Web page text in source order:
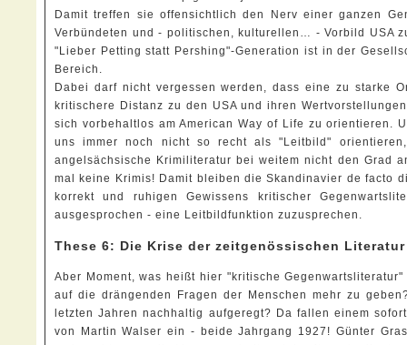
Damit treffen sie offensichtlich den Nerv einer ganzen
Verbündeten und - politischen, kulturellen… - Vorbild USA
"Lieber Petting statt Pershing"-Generation ist in der
Bereich.
Dabei darf nicht vergessen werden, dass eine zu starke
kritischere Distanz zu den USA und ihren
sich vorbehaltlos am American Way of Life zu orientieren.
uns immer noch nicht so recht als "Leitbild"
angelsächsische Krimiliteratur bei weitem nicht den Grad
mal keine Krimis! Damit bleiben die Skandinavier de facto
korrekt und ruhigen Gewissens kritischer
ausgesprochen - eine Leitbildfunktion zuzusprechen.
These 6: Die Krise der zeitgenössischen
Aber Moment, was heißt hier "kritische
auf die drängenden Fragen der Menschen mehr zu
letzten Jahren nachhaltig aufgeregt? Da fallen einem
von Martin Walser ein - beide Jahrgang 1927! Günter